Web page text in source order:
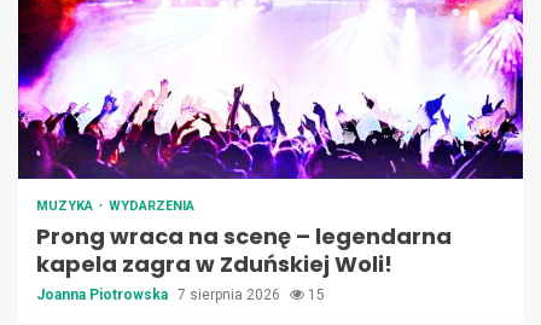
MUZYKA WYDARZENIA
Prong wraca na scenę – legendarna
kapela zagra w Zduńskiej Woli!
Joanna Piotrowska 7 sierpnia 2026 15